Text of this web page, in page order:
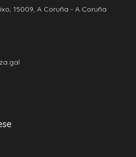
15009, A Coruña - A Coruña